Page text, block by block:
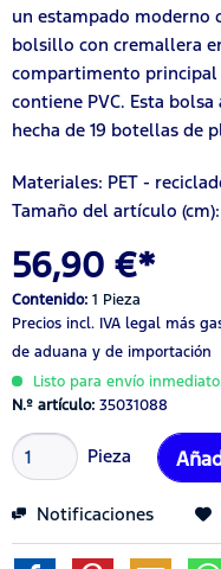
un estampado moderno
bolsillo con cremallera
compartimento
contiene PVC. Esta
hecha de 19 botellas de
Materiales: PET -
Tamaño del artículo (cm):
56,90 €*
Contenido: 1 Pieza
Precios incl. IVA legal más
de aduana y de importación
Listo para envío
N.º artículo: 35031088
Pieza
Notificaciones